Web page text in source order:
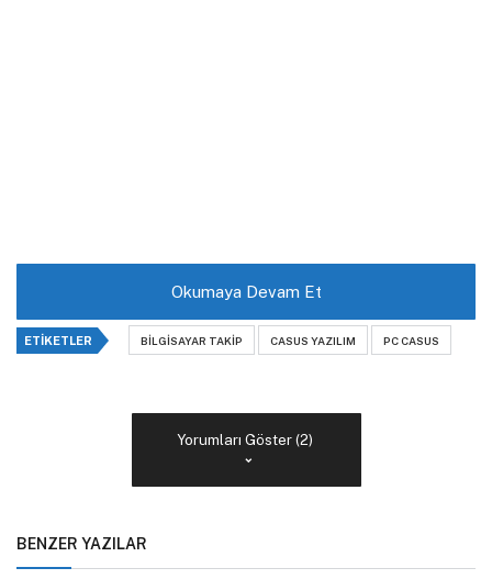
Okumaya Devam Et
ETIKETLER BILGISAYAR TAKIP CASUS YAZILIM PC CASUS
Yorumları Göster (2)
BENZER YAZILAR